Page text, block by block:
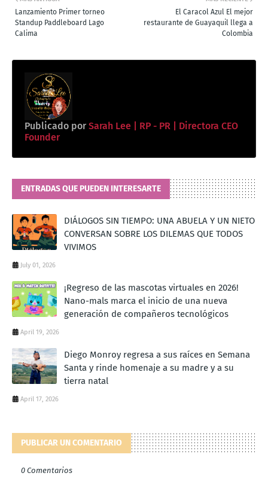
El Caracol Azul El mejor
restaurante de Guayaquil llega a
Colombia
Lanzamiento Primer torneo
Standup Paddleboard Lago
Calima
Publicado por Sarah Lee | RP - PR | Directora CEO
Founder
ENTRADAS QUE PUEDEN INTERESARTE
DIÁLOGOS SIN TIEMPO: UNA ABUELA Y UN NIETO
CONVERSAN SOBRE LOS DILEMAS QUE TODOS
VIVIMOS
July 01, 2026
¡Regreso de las mascotas virtuales en 2026!
Nano-mals marca el inicio de una nueva
generación de compañeros tecnológicos
April 19, 2026
Diego Monroy regresa a sus raíces en Semana
Santa y rinde homenaje a su madre y a su
tierra natal
April 17, 2026
PUBLICAR UN COMENTARIO
0 Comentarios